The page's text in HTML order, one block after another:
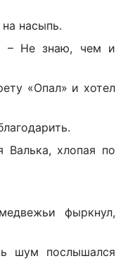
насыпь.
– Не знаю, чем и
«Опал» и хотел
Валька, хлопая по
фыркнул,
шум послышался